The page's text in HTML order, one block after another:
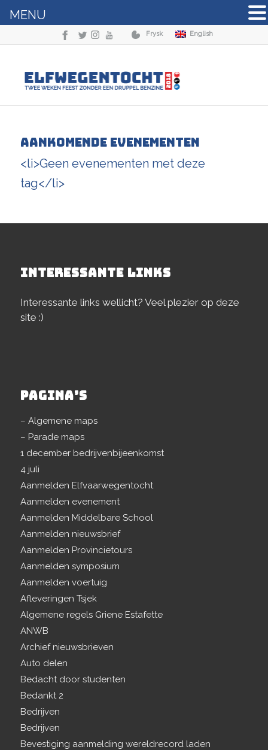
Frysk English
Aankomende Evenementen
<li>Geen evenementen met deze
tag</li>
INTERESSANTE LINKS
Interessante links wellicht? Veel plezier op deze
site :)
PAGINA’S
– Algemene maps
– Parade maps
1 december bedrijvenbijeenkomst
4 juli
Aanmelden Elfvaarwegentocht
Aanmelden evenement
Aanmelden Middelbare School
Aanmelden nieuwsbrief
Aanmelden Provincietours
Aanmelden symposium
Aanmelden voertuig
Afleveringen Tsjek
Algemene regels Griene Estafette
ANWB
Archief nieuwsbrieven
Auto delen
Bedacht door studenten
Bedankt 2
Bedrijven
Bedrijven
Bevestiging aanmelding wereldrecord laden
MENU